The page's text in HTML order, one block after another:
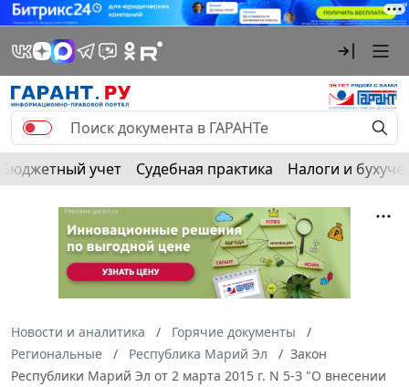
Бюджетный учет Судебная практика Налоги и
Новости и аналитика
Горячие документы
Региональные
Республика Марий Эл
Закон
Республики Марий Эл от 2 марта 2015 г. N 5-З "О внесении